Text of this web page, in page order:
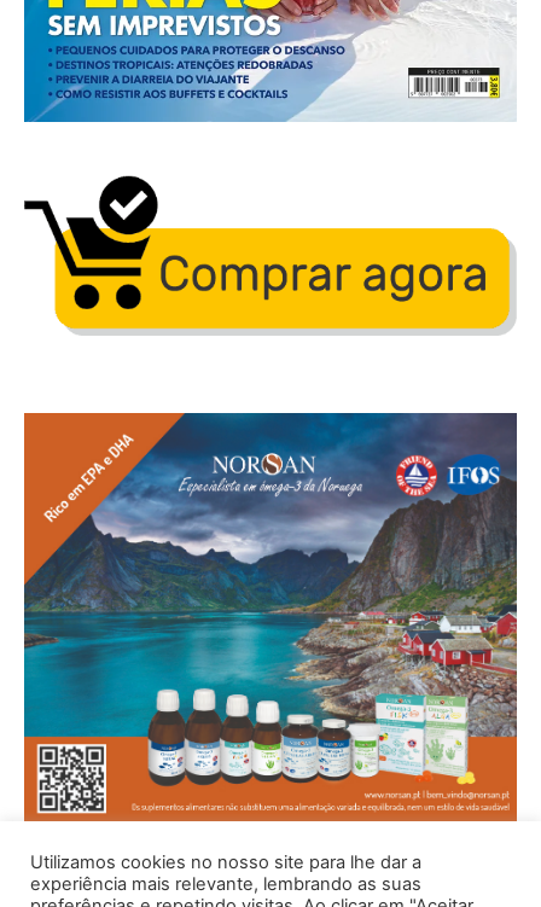
Utilizamos cookies no nosso site para lhe dar a
experiência mais relevante, lembrando as suas